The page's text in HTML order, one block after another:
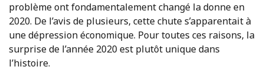
problème ont fondamentalement changé la donne en
2020. De l’avis de plusieurs, cette chute s’apparentait à
une dépression économique. Pour toutes ces raisons, la
surprise de l’année 2020 est plutôt unique dans
l’histoire.